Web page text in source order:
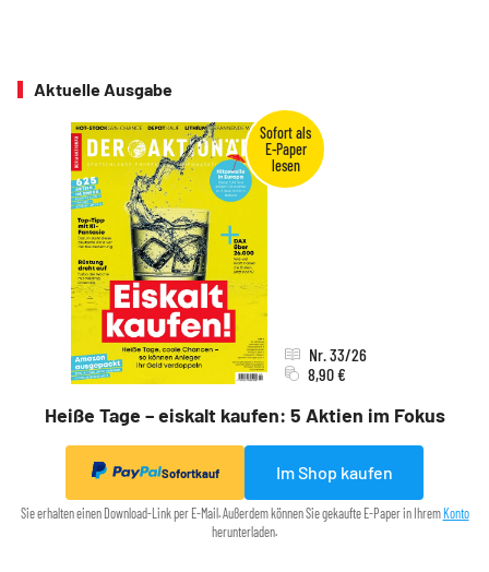
Aktuelle Ausgabe
Heiße Tage – eiskalt kaufen: 5 Aktien im Fokus
Nr. 33/26
8,90 €
Sofortkauf Im Shop kaufen
Sie erhalten einen Download-Link per E-Mail. Außerdem können Sie gekaufte E-Paper in Ihrem Konto
herunterladen.